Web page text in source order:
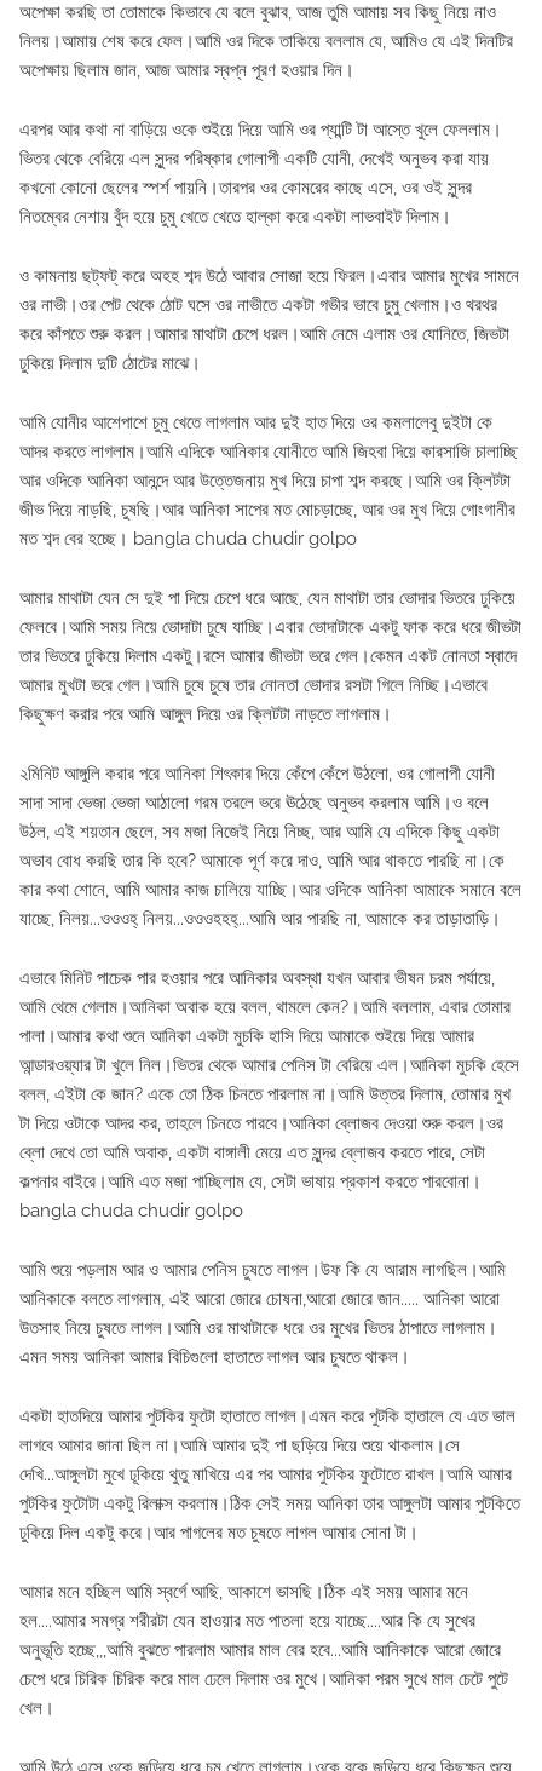
অপেক্ষা করছি তা তোমাকে কিভাবে যে বলে বুঝাব, আজ তুমি আমায় সব কিছু নিয়ে নাও
নিলয়।আমায় শেষ করে ফেল।আমি ওর দিকে তাকিয়ে বললাম যে, আমিও যে এই দিনটির
অপেক্ষায় ছিলাম জান, আজ আমার স্বপ্ন পূরণ হওয়ার দিন।
এরপর আর কথা না বাড়িয়ে ওকে শুইয়ে দিয়ে আমি ওর প্যান্টি টা আস্তে খুলে ফেললাম।
ভিতর থেকে বেরিয়ে এল সুন্দর পরিষ্কার গোলাপী একটি যোনী, দেখেই অনুভব করা যায়
কখনো কোনো ছেলের স্পর্শ পায়নি।তারপর ওর কোমরের কাছে এসে, ওর ওই সুন্দর
নিতম্বের নেশায় বুঁদ হয়ে চুমু খেতে খেতে হাল্কা করে একটা লাভবাইট দিলাম।
ও কামনায় ছট্ফট্ করে অহহ শব্দ উঠে আবার সোজা হয়ে ফিরল।এবার আমার মুখের সামনে
ওর নাভী।ওর পেট থেকে ঠোট ঘসে ওর নাভীতে একটা গভীর ভাবে চুমু খেলাম।ও থরথর
করে কাঁপতে শুরু করল।আমার মাথাটা চেপে ধরল।আমি নেমে এলাম ওর যোনিতে, জিভটা
ঢুকিয়ে দিলাম দুটি ঠোটের মাঝে।
আমি যোনীর আশেপাশে চুমু খেতে লাগলাম আর দুই হাত দিয়ে ওর কমলালেবু দুইটা কে
আদর করতে লাগলাম।আমি এদিকে আনিকার যোনীতে আমি জিহবা দিয়ে কারসাজি চালাচ্ছি
আর ওদিকে আনিকা আনন্দে আর উত্তেজনায় মুখ দিয়ে চাপা শব্দ করছে।আমি ওর ক্লিটটা
জীভ দিয়ে নাড়ছি, চুষছি।আর আনিকা সাপের মত মোচড়াচ্ছে, আর ওর মুখ দিয়ে গোংগানীর
মত শব্দ বের হচ্ছে। bangla chuda chudir golpo
আমার মাথাটা যেন সে দুই পা দিয়ে চেপে ধরে আছে, যেন মাথাটা তার ভোদার ভিতরে ঢুকিয়ে
ফেলবে।আমি সময় নিয়ে ভোদাটা চুষে যাচ্ছি।এবার ভোদাটাকে একটু ফাক করে ধরে জীভটা
তার ভিতরে ঢুকিয়ে দিলাম একটু।রসে আমার জীভটা ভরে গেল।কেমন একট নোনতা স্বাদে
আমার মুখটা ভরে গেল।আমি চুষে চুষে তার নোনতা ভোদার রসটা গিলে নিচ্ছি।এভাবে
কিছুক্ষণ করার পরে আমি আঙ্গুল দিয়ে ওর ক্লিটটা নাড়তে লাগলাম।
২মিনিট আঙ্গুলি করার পরে আনিকা শিৎকার দিয়ে কেঁপে কেঁপে উঠলো, ওর গোলাপী যোনী
সাদা সাদা ভেজা ভেজা আঠালো গরম তরলে ভরে ঊঠেছে অনুভব করলাম আমি।ও বলে
উঠল, এই শয়তান ছেলে, সব মজা নিজেই নিয়ে নিচ্ছ, আর আমি যে এদিকে কিছু একটা
অভাব বোধ করছি তার কি হবে? আমাকে পূর্ণ করে দাও, আমি আর থাকতে পারছি না।কে
কার কথা শোনে, আমি আমার কাজ চালিয়ে যাচ্ছি।আর ওদিকে আনিকা আমাকে সমানে বলে
যাচ্ছে, নিলয়...ওওওহ্‌ নিলয়...ওওওহহহ্‌...আমি আর পারছি না, আমাকে কর তাড়াতাড়ি।
এভাবে মিনিট পাচেক পার হওয়ার পরে আনিকার অবস্থা যখন আবার ভীষন চরম পর্যায়ে,
আমি থেমে গেলাম।আনিকা অবাক হয়ে বলল, থামলে কেন?।আমি বললাম, এবার তোমার
পালা।আমার কথা শুনে আনিকা একটা মুচকি হাসি দিয়ে আমাকে শুইয়ে দিয়ে আমার
আন্ডারওয়্যার টা খুলে নিল।ভিতর থেকে আমার পেনিস টা বেরিয়ে এল।আনিকা মুচকি হেসে
বলল, এইটা কে জান? একে তো ঠিক চিনতে পারলাম না।আমি উত্তর দিলাম, তোমার মুখ
টা দিয়ে ওটাকে আদর কর, তাহলে চিনতে পারবে।আনিকা ব্লোজব দেওয়া শুরু করল।ওর
ব্লো দেখে তো আমি অবাক, একটা বাঙ্গালী মেয়ে এত সুন্দর ব্লোজব করতে পারে, সেটা
কল্পনার বাইরে।আমি এত মজা পাচ্ছিলাম যে, সেটা ভাষায় প্রকাশ করতে পারবোনা।
bangla chuda chudir golpo
আমি শুয়ে পড়লাম আর ও আমার পেনিস চুষতে লাগল।উফ কি যে আরাম লাগছিল।আমি
আনিকাকে বলতে লাগলাম, এই আরো জোরে চোষনা,আরো জোরে জান..... আনিকা আরো
উতসাহ নিয়ে চুষতে লাগল।আমি ওর মাথাটাকে ধরে ওর মুখের ভিতর ঠাপাতে লাগলাম।
এমন সময় আনিকা আমার বিচিগুলো হাতাতে লাগল আর চুষতে থাকল।
একটা হাতদিয়ে আমার পুটকির ফুটো হাতাতে লাগল।এমন করে পুটকি হাতালে যে এত ভাল
লাগবে আমার জানা ছিল না।আমি আমার দুই পা ছড়িয়ে দিয়ে শুয়ে থাকলাম।সে
দেখি...আঙ্গুলটা মুখে ঢূকিয়ে থুতু মাখিয়ে এর পর আমার পুটকির ফুটোতে রাখল।আমি আমার
পুটকির ফুটোটা একটু রিলাক্স করলাম।ঠিক সেই সময় আনিকা তার আঙ্গুলটা আমার পুটকিতে
ঢুকিয়ে দিল একটু করে।আর পাগলের মত চুষতে লাগল আমার সোনা টা।
আমার মনে হচ্ছিল আমি স্বর্গে আছি, আকাশে ভাসছি।ঠিক এই সময় আমার মনে
হল....আমার সমগ্র শরীরটা যেন হাওয়ার মত পাতলা হয়ে যাচ্ছে....আর কি যে সুখের
অনুভূতি হচ্ছে,,,আমি বুঝতে পারলাম আমার মাল বের হবে...আমি আনিকাকে আরো জোরে
চেপে ধরে চিরিক চিরিক করে মাল ঢেলে দিলাম ওর মুখে।আনিকা পরম সুখে মাল চেটে পুটে
খেল।